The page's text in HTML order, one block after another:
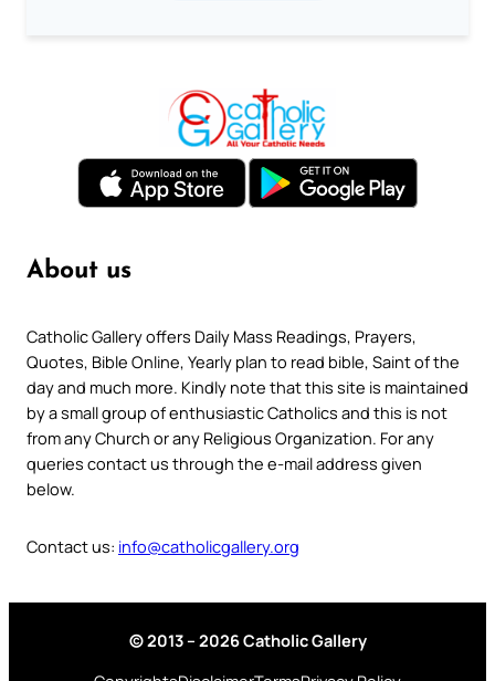
About us
Catholic Gallery offers Daily Mass Readings, Prayers,
Quotes, Bible Online, Yearly plan to read bible, Saint of the
day and much more. Kindly note that this site is maintained
by a small group of enthusiastic Catholics and this is not
from any Church or any Religious Organization. For any
queries contact us through the e-mail address given
below.
Contact us: info@catholicgallery.org
© 2013 – 2026 Catholic Gallery